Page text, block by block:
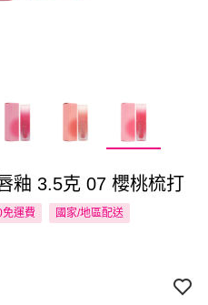
釉 3.5克 07 櫻桃梳打
免運費 國家/地區配送